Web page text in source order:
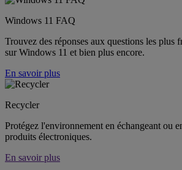
Windows 11 FAQ
Trouvez des réponses aux questions les plus
sur Windows 11 et bien plus encore.
En savoir plus
Recycler
Protégez l'environnement en échangeant ou
produits électroniques.
En savoir plus